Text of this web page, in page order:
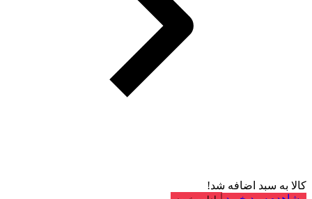
کالا به سبد اضافه شد!